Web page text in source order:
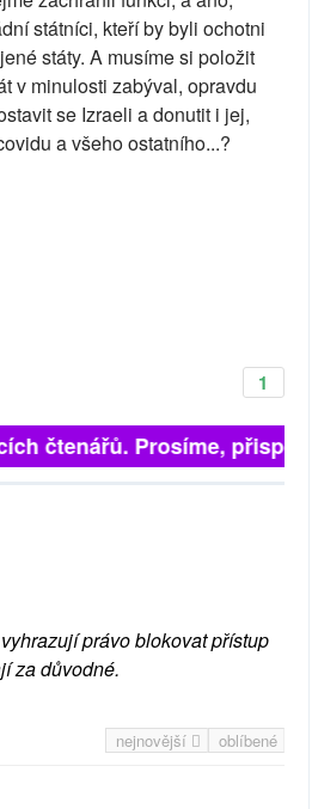
státníci, kteří by byli ochotni
státy. A musíme si položit
v minulosti zabýval, opravdu
se Izraeli a donutit i jej,
a všeho ostatního...?
1
čtenářů. Prosíme, přispějte. ➥
právo blokovat přístup
za důvodné.
nejnovější oblíbené